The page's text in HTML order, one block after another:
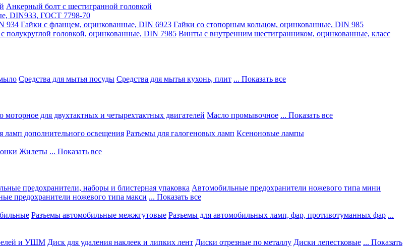
Анкерный болт с шестигранной головкой
DIN933, ГОСТ 7798-70
934 Гайки с фланцем, оцинкованные, DIN 6923 Гайки со стопорным кольцом, оцинкованные, DIN 985
полукруглой головкой, оцинкованные, DIN 7985 Винты с внутренним шестигранником, оцинкованные, класс
Средства для мытья посуды Средства для мытья кухонь, плит ... Показать все
моторное для двухтактных и четырехтактных двигателей Масло промывочное ... Показать все
ламп дополнительного освещения Разъемы для галогеновых ламп Ксеноновые лампы
Жилеты ... Показать все
предохранители, наборы и блистерная упаковка Автомобильные предохранители ножевого типа мини
предохранители ножевого типа макси ... Показать все
Разъемы автомобильные межжгутовые Разъемы для автомобильных ламп, фар, противотуманных фар ...
и УШМ Диск для удаления наклеек и липких лент Диски отрезные по металлу Диски лепестковые ... Показать